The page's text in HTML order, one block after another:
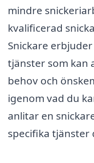
mindre
kvalificerad
Snickare
tjänster som kan
behov och
igenom vad du
anlitar en
specifika tjänster